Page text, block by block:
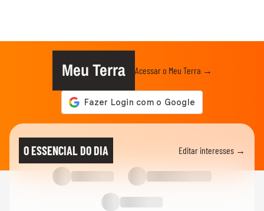
Meu Terra Acessar o Meu Terra →
O ESSENCIAL DO DIA Editar interesses →